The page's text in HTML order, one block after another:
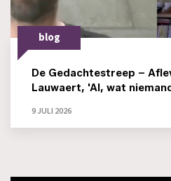
blog
De Gedachtestreep –
Lauwaert, 'AI, wat
9 JULI 2026